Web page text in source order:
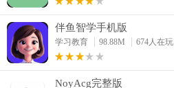
伴鱼智学手机版
学习教育 98.88M
674人在玩
NoyAcg完整版